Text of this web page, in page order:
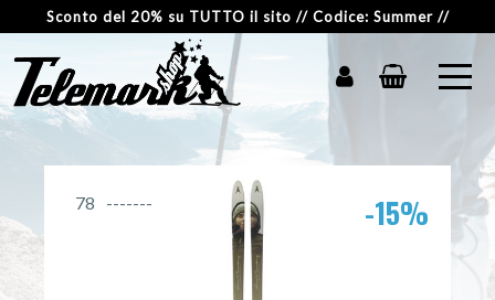
Sconto del 20% su TUTTO il sito // Codice: Summer //
78 -15%